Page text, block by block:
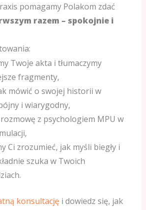
pomagamy Polakom zdać
razem – spokojnie i
Twoje akta i tłumaczymy
fragmenty,
mówić o swojej historii w
i wiarygodny,
z psychologiem MPU w
Ci zrozumieć, jak myśli biegły i
szuka w Twoich
konsultacjęi dowiedz się, jak